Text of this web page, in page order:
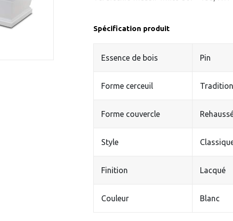
Spécification produit
Essence de bois Pin
Forme cerceuil
Forme couvercle
Style
Finition Lacqué
Couleur Blanc